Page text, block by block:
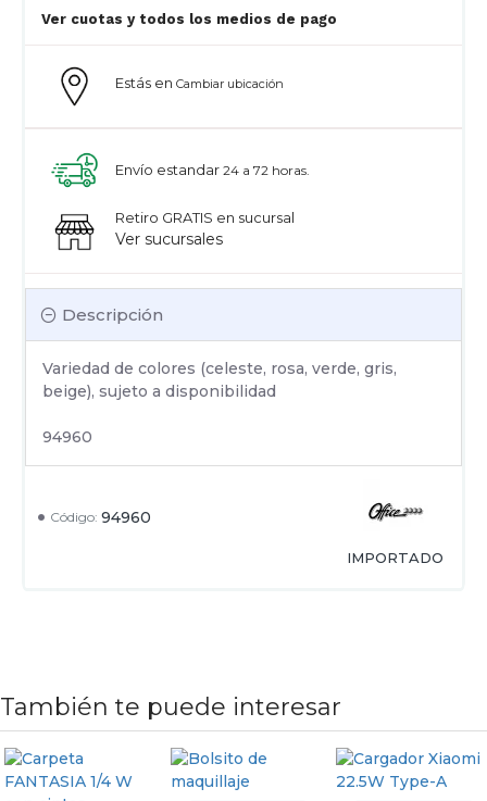
Código: 94960
IMPORTADO
Descripción
Variedad de colores (celeste, rosa, verde, gris,
beige), sujeto a disponibilidad
94960
Estás en Cambiar ubicación
Envío estandar 24 a 72 horas.
Retiro GRATIS en sucursal
Ver sucursales
Ver cuotas y todos los medios de pago
También te puede interesar